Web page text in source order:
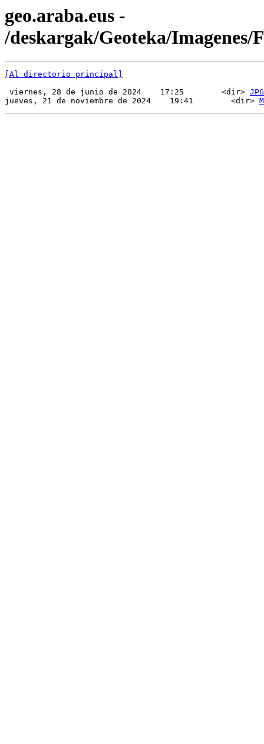
geo.araba.eus -
/deskargak/Geoteka/Imagenes/
[Al directorio principal]
viernes, 28 de junio de 2024    17:25        <dir> JPG
jueves, 21 de noviembre de 2024    19:41        <dir>